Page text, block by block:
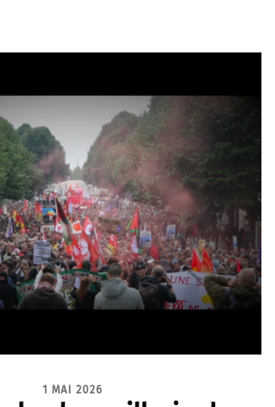
1 MAI 2026